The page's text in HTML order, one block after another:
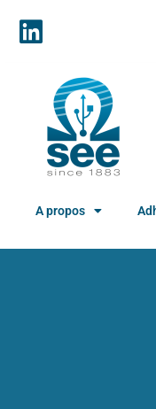
A propos